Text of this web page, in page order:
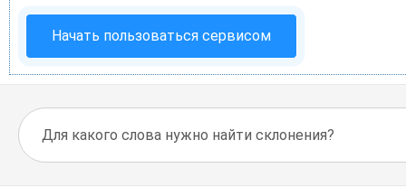
Начать пользоваться сервисом